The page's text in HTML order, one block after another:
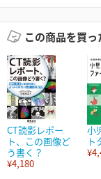
この商品を買っ
CT読影レポー
ト、この画像ど
う書く？
¥4,180
小
ト